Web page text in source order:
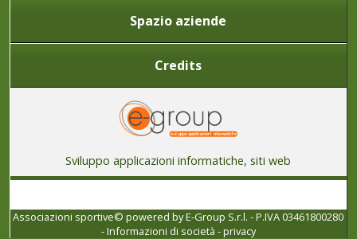
Spazio aziende
Credits
Sviluppo applicazioni informatiche, siti web
Associazioni sportive© powered byE-Group S.r.l. - P.IVA 03461800280
-Informazioni di società -privacy